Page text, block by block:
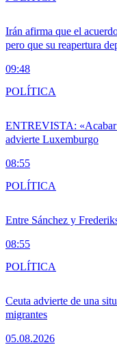
Irán afirma que el
pero que su reapertura
09:48
ENTREVISTA: «Acabar
advierte Luxemburgo
08:55
POLÍTICA
Entre Sánchez y
08:55
POLÍTICA
Ceuta advierte de una
migrantes
05.08.2026
POLÍTICA